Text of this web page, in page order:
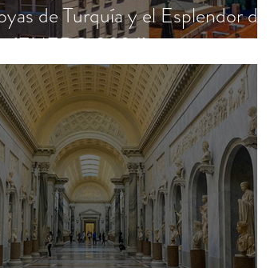
de Turquía y el Esplendor de
(ENERO 2026)